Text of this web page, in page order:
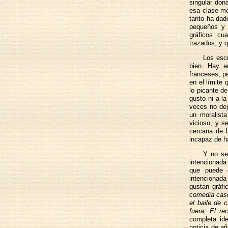
singular
esa clase
tanto ha
pequeños
gráficos
trazados, y
Los
bien. Hay
franceses;
en el límite
lo picante
gusto ni a
veces no
un
vicioso, y
cercana de
incapaz de
Y no
que puede
gustan
comedia
el baile de
fuera, El
completa